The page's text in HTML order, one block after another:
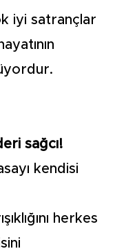
iyi satrançlar
sağcı!
kendisi
herkes